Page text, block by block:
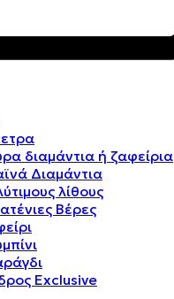
διαμάντια ή ζαφείρια
Διαμάντια
λίθους
Βέρες
Exclusive